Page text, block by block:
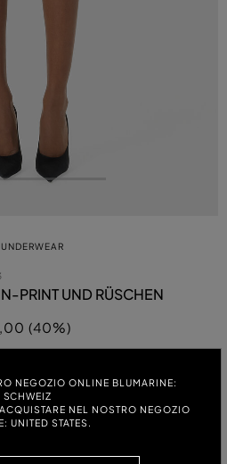
NEGOZIO ONLINE BLUMARINE:
SCHWEIZ
NEL NOSTRO NEGOZIO
UNITED STATES.
UNDERWEAR
PRINT UND RÜSCHEN
(40%)